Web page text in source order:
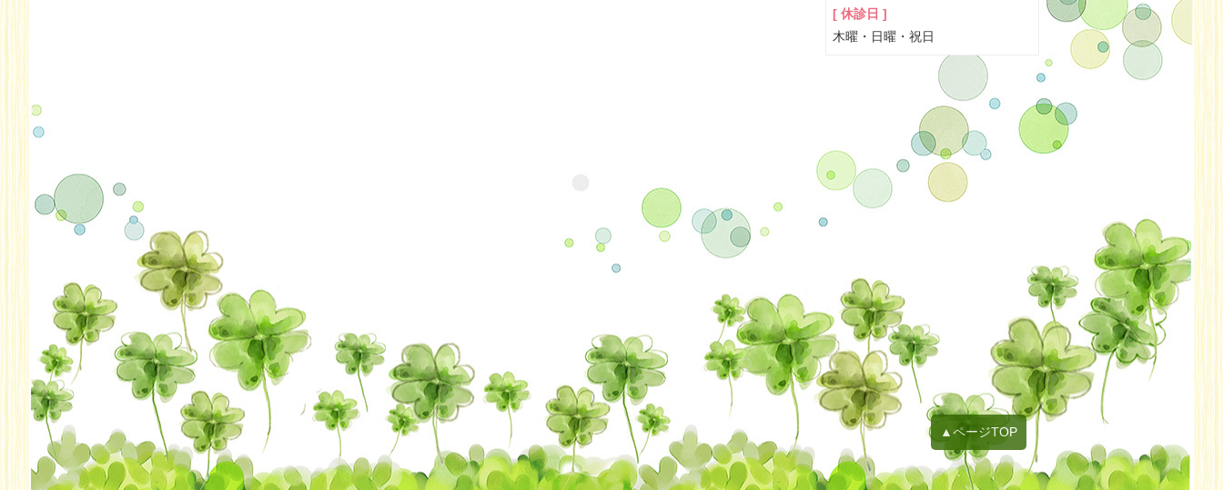
2022年03月
2021年10月
2021年09月
2021年08月
2021年05月
2021年04月
2021年03月
2021年02月
2021年01月
2020年12月
2020年11月
2020年10月
[ 休診日 ]
木曜・日曜・祝日
▲ページTOP